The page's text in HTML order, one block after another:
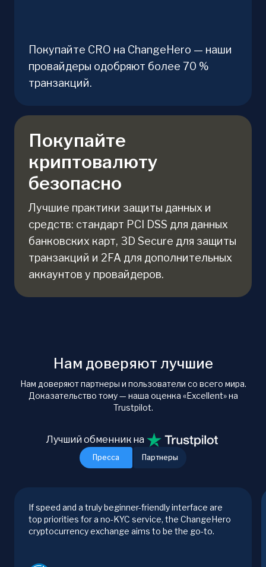
Покупайте CRO на ChangeHero — наши
провайдеры одобряют более 70 %
транзакций.
Покупайте
криптовалюту
безопасно
Лучшие практики защиты данных и
средств: стандарт PCI DSS для данных
банковских карт, 3D Secure для защиты
транзакций и 2FA для дополнительных
аккаунтов у провайдеров.
Нам доверяют лучшие
Нам доверяют партнеры и пользователи со всего мира.
Доказательство тому — наша оценка «Excellent» на
Trustpilot.
Пресса Партнеры
Лучший обменник на
If speed and a truly beginner-friendly interface are
top priorities for a no-KYC service, the ChangeHero
cryptocurrency exchange aims to be the go-to.